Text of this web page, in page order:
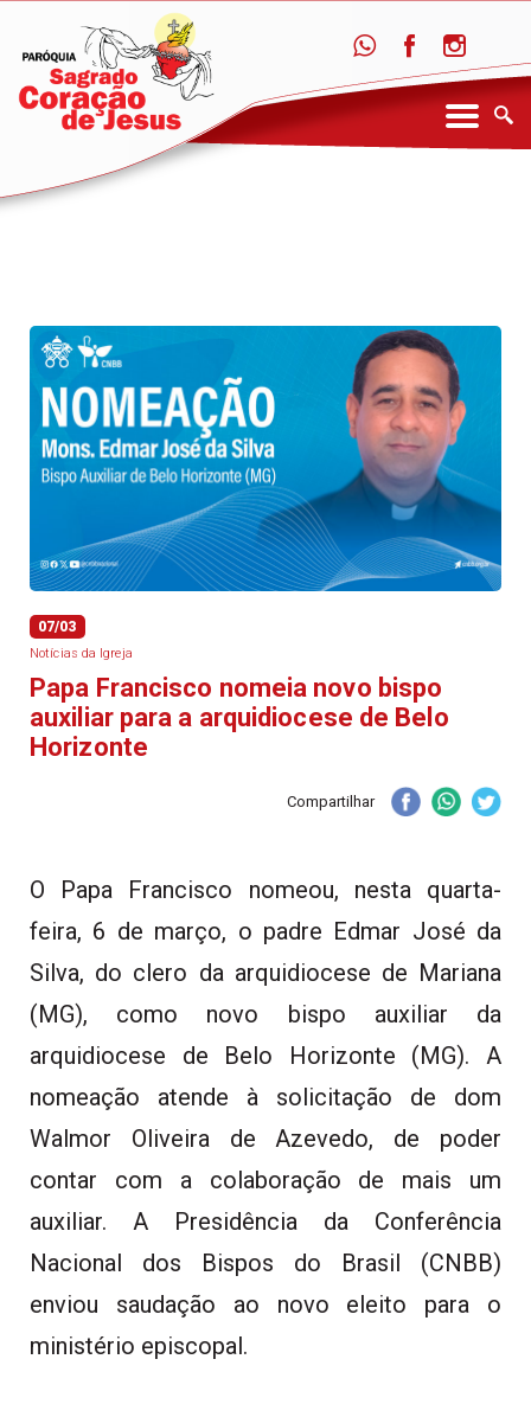
07/03
Notícias da Igreja
Papa Francisco nomeia novo bispo
auxiliar para a arquidiocese de Belo
Horizonte
Compartilhar
O Papa Francisco nomeou, nesta quarta-
feira, 6 de março, o padre Edmar José da
Silva, do clero da arquidiocese de Mariana
(MG), como novo bispo auxiliar da
arquidiocese de Belo Horizonte (MG). A
nomeação atende à solicitação de dom
Walmor Oliveira de Azevedo, de poder
contar com a colaboração de mais um
auxiliar. A Presidência da Conferência
Nacional dos Bispos do Brasil (CNBB)
enviou saudação ao novo eleito para o
ministério episcopal.